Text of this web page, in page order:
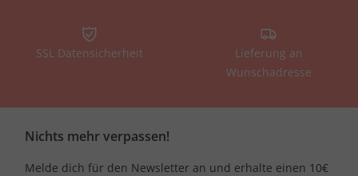
SSL Datensicherheit
Lieferung an
Wunschadresse
Nichts mehr verpassen!
Melde dich für den Newsletter an und erhalte einen 10€